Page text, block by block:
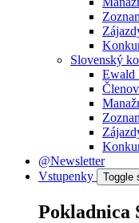
Slovenský
Ewald
@Newsletter
Vstupenky
Toggle
Pokladnica